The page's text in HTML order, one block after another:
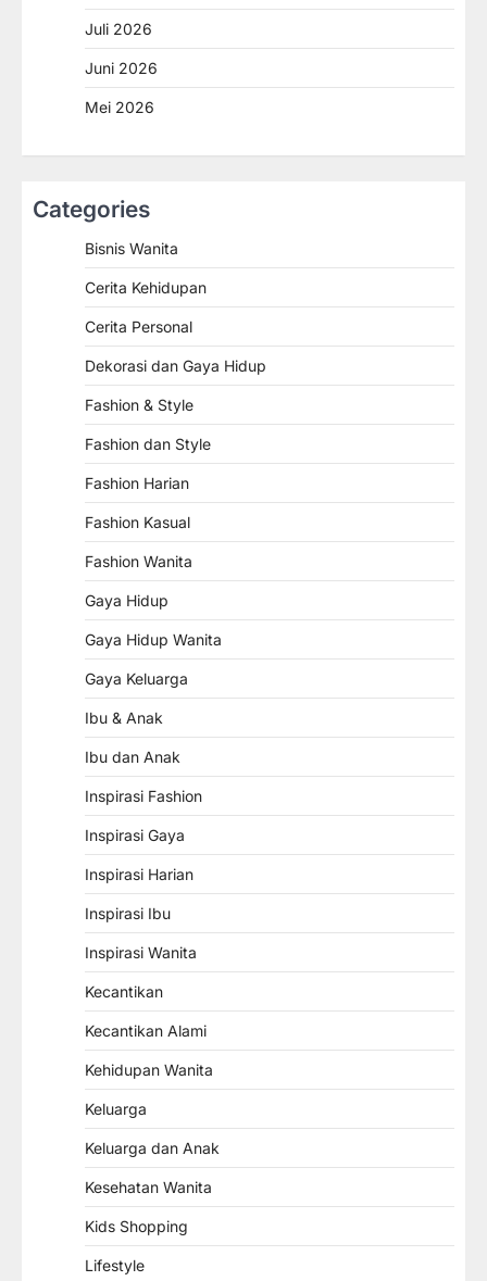
Juli 2026
Juni 2026
Mei 2026
Categories
Bisnis Wanita
Cerita Kehidupan
Cerita Personal
Dekorasi dan Gaya Hidup
Fashion & Style
Fashion dan Style
Fashion Harian
Fashion Kasual
Fashion Wanita
Gaya Hidup
Gaya Hidup Wanita
Gaya Keluarga
Ibu & Anak
Ibu dan Anak
Inspirasi Fashion
Inspirasi Gaya
Inspirasi Harian
Inspirasi Ibu
Inspirasi Wanita
Kecantikan
Kecantikan Alami
Kehidupan Wanita
Keluarga
Keluarga dan Anak
Kesehatan Wanita
Kids Shopping
Lifestyle